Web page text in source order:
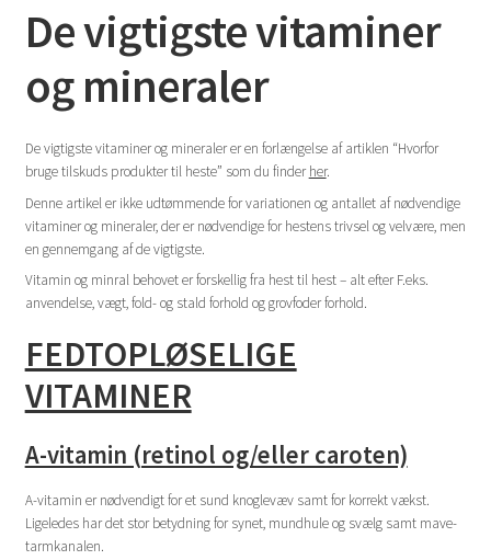
De vigtigste vitaminer
og mineraler
De vigtigste vitaminer og mineraler er en forlængelse af artiklen “Hvorfor
bruge tilskuds produkter til heste” som du finderher.
Denne artikel er ikke udtømmende for variationen og antallet af nødvendige
vitaminer og mineraler, der er nødvendige for hestens trivsel og velvære, men
en gennemgang af de vigtigste.
Vitamin og minral behovet er forskellig fra hest til hest – alt efter F.eks.
anvendelse, vægt, fold- og stald forhold og grovfoder forhold.
FEDTOPLØSELIGE
VITAMINER
A-vitamin (retinol og/eller caroten)
A-vitamin er nødvendigt for et sund knoglevæv samt for korrekt vækst.
Ligeledes har det stor betydning for synet, mundhule og svælg samt mave-
tarmkanalen.